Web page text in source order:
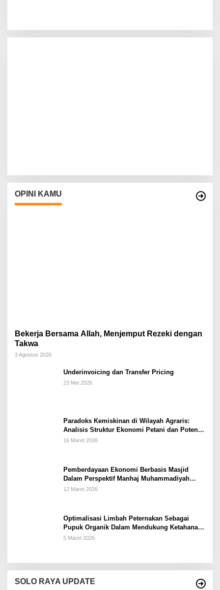
OPINI KAMU
Bekerja Bersama Allah, Menjemput Rezeki dengan
Takwa
3 Agustus 2026
Underinvoicing dan Transfer Pricing
23 Mei 2026
Paradoks Kemiskinan di Wilayah Agraris:
Analisis Struktur Ekonomi Petani dan Potensi
Pemberdayaan Berbasis Masjid di Kabupaten
16 Maret 2026
Pemberdayaan Ekonomi Berbasis Masjid
Dalam Perspektif Manhaj Muhammadiyah
Untuk Penguatan Keluarga Sakinah di
12 Maret 2026
Optimalisasi Limbah Peternakan Sebagai
Pupuk Organik Dalam Mendukung Ketahanan
Pangan Rumah Tangga Petani di Kabupaten
5 Maret 2026
SOLO RAYA UPDATE